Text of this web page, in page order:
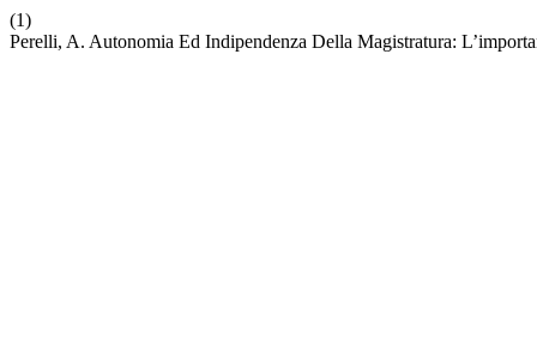
(1)
Perelli, A. Autonomia Ed Indipendenza Della Magistratura: